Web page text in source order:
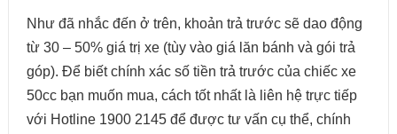
Như đã nhắc đến ở trên, khoản trả trước sẽ dao động
từ 30 – 50% giá trị xe (tùy vào giá lăn bánh và gói trả
góp). Để biết chính xác số tiền trả trước của chiếc xe
50cc bạn muốn mua, cách tốt nhất là liên hệ trực tiếp
với Hotline 1900 2145 để được tư vấn cụ thể, chính